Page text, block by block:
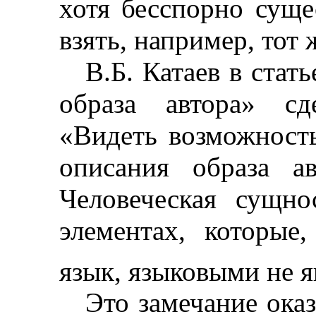
хотя бесспорно
взять, например, тот
В.Б. Катаев в
образа автора»
«Видеть
описания образа
Человеческая
элементах,
язык, языковыми не
Это замечание